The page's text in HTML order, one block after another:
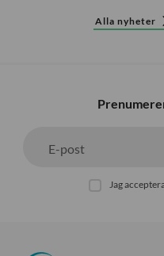
Alla nyheter
E-post
Jag